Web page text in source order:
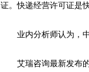
证。快递经营许可证是
业内分析师认为，中
艾瑞咨询最新发布的